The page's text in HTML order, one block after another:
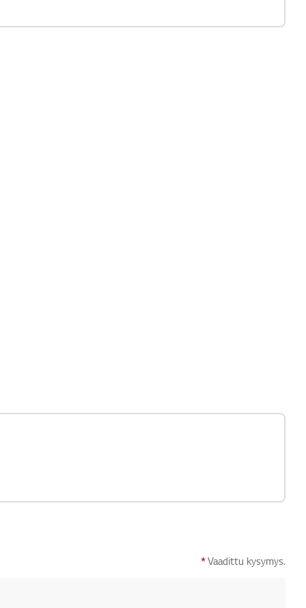
*Vaadittu kysymys.